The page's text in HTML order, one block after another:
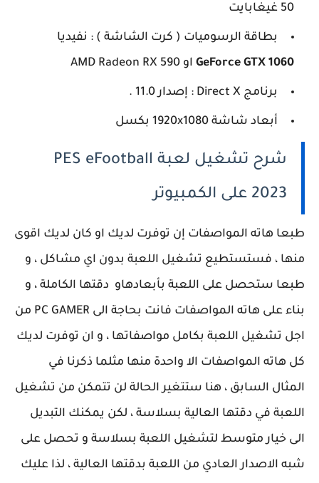
50 غيغابايت
بطاقة الرسوميات ( كرت الشاشة ) : نفيديا
GeForce GTX 1060 او AMD Radeon RX 590
برنامج Direct X : إصدار 11.0 .
أبعاد شاشة 1920x1080 بكسل
شرح تشغيل لعبة PES eFootball
2023 على الكمبيوتر
طبعا هاته المواصفات إن توفرت لديك او كان لديك اقوى
منها ، فستستطيع تشغيل اللعبة بدون اي مشاكل ، و
طبعا ستحصل على اللعبة بأبعادهاو دقتها الكاملة ، و
بناء على هاته المواصفات فانت بحاجة الى PC GAMER من
اجل تشغيل اللعبة بكامل مواصفاتها ، و ان توفرت لديك
كل هاته المواصفات الا واحدة منها مثلما ذكرنا في
المثال السابق ، هنا ستتغير الحالة لن تتمكن من تشغيل
اللعبة في دقتها العالية بسلاسة ، لكن يمكنك التبديل
الى خيار متوسط لتشغيل اللعبة بسلاسة و تحصل على
شبه الاصدار العادي من اللعبة بدقتها العالية ، لذا عليك